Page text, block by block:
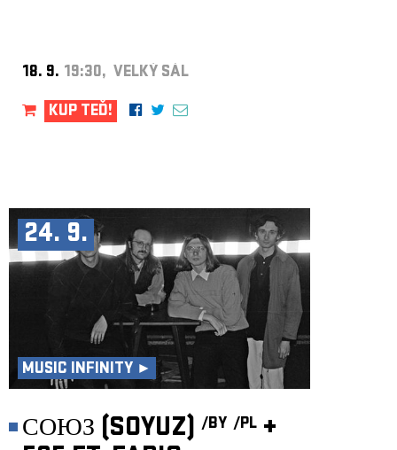
18. 9. 19:30, VELKÝ SÁL
KUP TEĎ!
24. 9.
MUSIC INFINITY ►
СОЮЗ (SOYUZ) /BY /PL +